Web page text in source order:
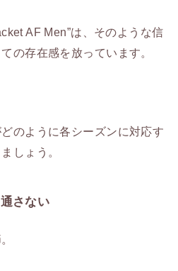
AF Men”は、そのような信
の存在感を放っています。
のように各シーズンに対応す
しょう。
さない